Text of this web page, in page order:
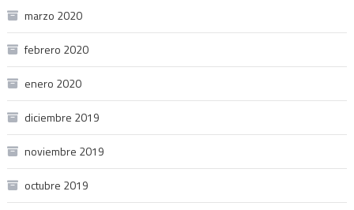
marzo 2020
febrero 2020
enero 2020
diciembre 2019
noviembre 2019
octubre 2019